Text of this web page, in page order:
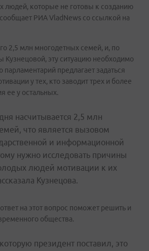
людей, которые не готовы к созданию
РИА VladNews со ссылкой на
2,5 млн многодетных семей, и, по
Кузнецовой, эту ситуацию необходимо
парламентарий предлагает задаться
у тех, кто заводит трех и более
ее у остальных.
насчитывается 2,5 млн
что является вызовом
и информационной
нужно исследовать причины
людей мотивации к их
Кузнецова.
на этот вопрос поможет решить и
общества.
президент поставил, это